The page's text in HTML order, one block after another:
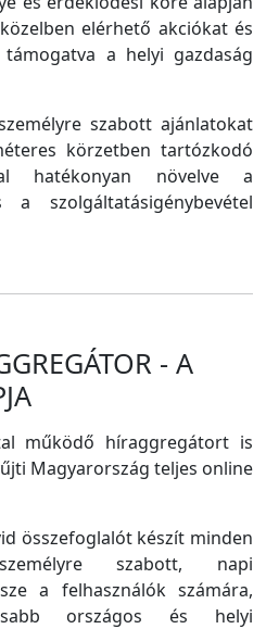
elérhető akciókat és
a helyi gazdaság
szabott ajánlatokat
körzetben tartózkodó
hatékonyan növelve a
szolgáltatásigénybevétel
- A
működő híraggregátort is
Magyarország teljes online
összefoglalót készít minden
szabott, napi
a felhasználók számára,
országos és helyi